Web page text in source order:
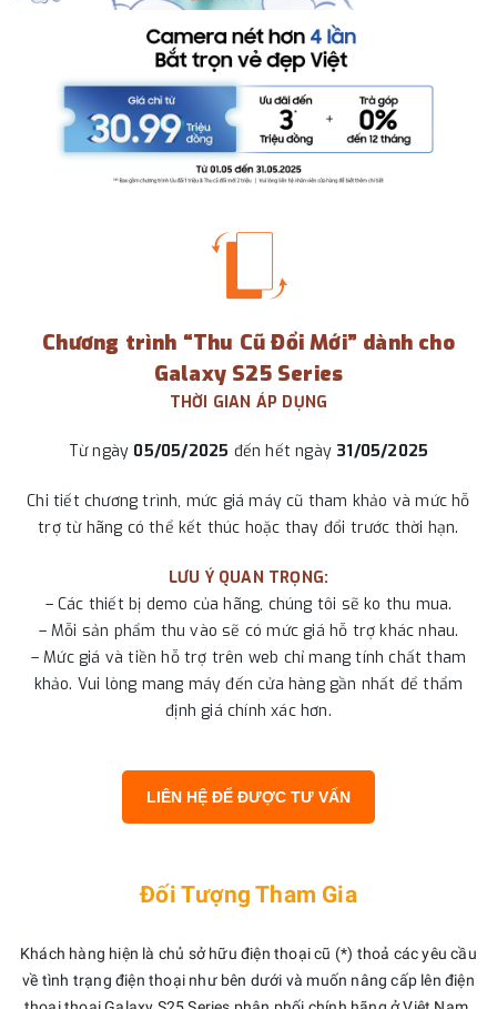
Chương trình “Thu Cũ Đổi Mới” dành cho
Galaxy S25 Series
THỜI GIAN ÁP DỤNG
Từ ngày 05/05/2025 đến hết ngày 31/05/2025
Chi tiết chương trình, mức giá máy cũ tham khảo và mức hỗ
trợ từ hãng có thể kết thúc hoặc thay đổi trước thời hạn.
LƯU Ý QUAN TRỌNG:
– Các thiết bị demo của hãng, chúng tôi sẽ ko thu mua.
– Mỗi sản phẩm thu vào sẽ có mức giá hỗ trợ khác nhau.
– Mức giá và tiền hỗ trợ trên web chỉ mang tính chất tham
khảo. Vui lòng mang máy đến cửa hàng gần nhất để thẩm
định giá chính xác hơn.
LIÊN HỆ ĐỂ ĐƯỢC TƯ VẤN
Đối Tượng Tham Gia
Khách hàng hiện là chủ sở hữu điện thoại cũ (*) thoả các yêu cầu
về tình trạng điện thoại như bên dưới và muốn nâng cấp lên điện